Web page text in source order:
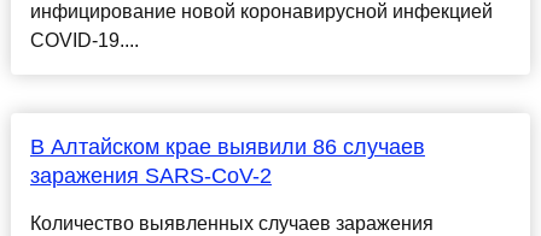
инфицирование новой коронавирусной инфекцией
COVID-19....
В Алтайском крае выявили 86 случаев
заражения SARS-CoV-2
Количество выявленных случаев заражения